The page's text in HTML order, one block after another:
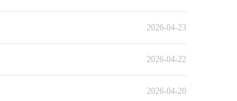
2026-04-23
2026-04-22
2026-04-20